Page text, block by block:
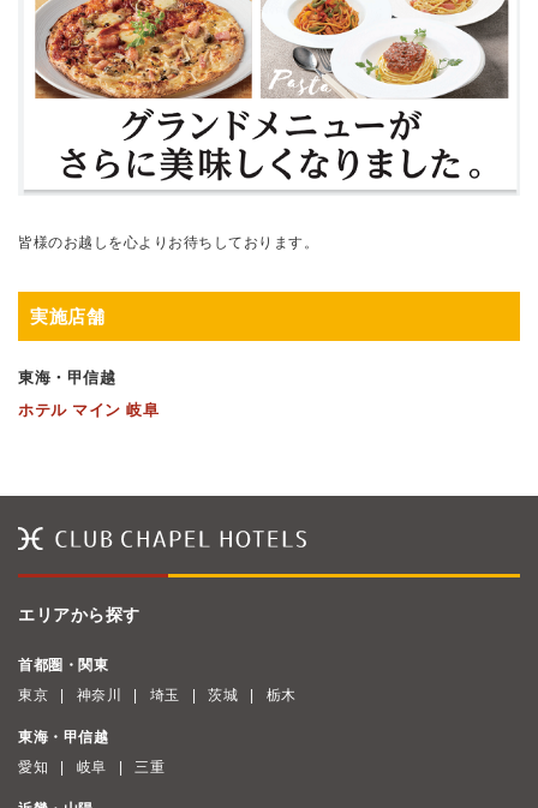
皆様のお越しを心よりお待ちしております。
実施店舗
東海・甲信越
ホテル マイン 岐阜
エリアから探す
首都圏・関東
東京
神奈川 埼玉 茨城 栃木
東海・甲信越
愛知
岐阜 三重